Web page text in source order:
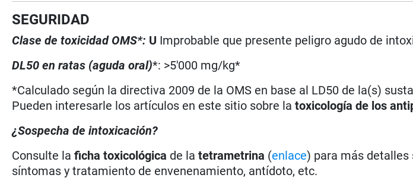
SEGURIDAD
Clase de toxicidad OMS*: U Improbable que presente peligro agudo de
DL50 en ratas (aguda oral)*: >5'000 mg/kg*
*Calculado según la directiva 2009 de la OMS en base al LD50 de la(s)
Pueden interesarle los artículos en este sitio sobre la toxicología de los
¿Sospecha de intoxicación?
Consulte laficha toxicológica de latetrametrina (enlace) para más detalles
síntomas y tratamiento de envenenamiento, antídoto, etc.